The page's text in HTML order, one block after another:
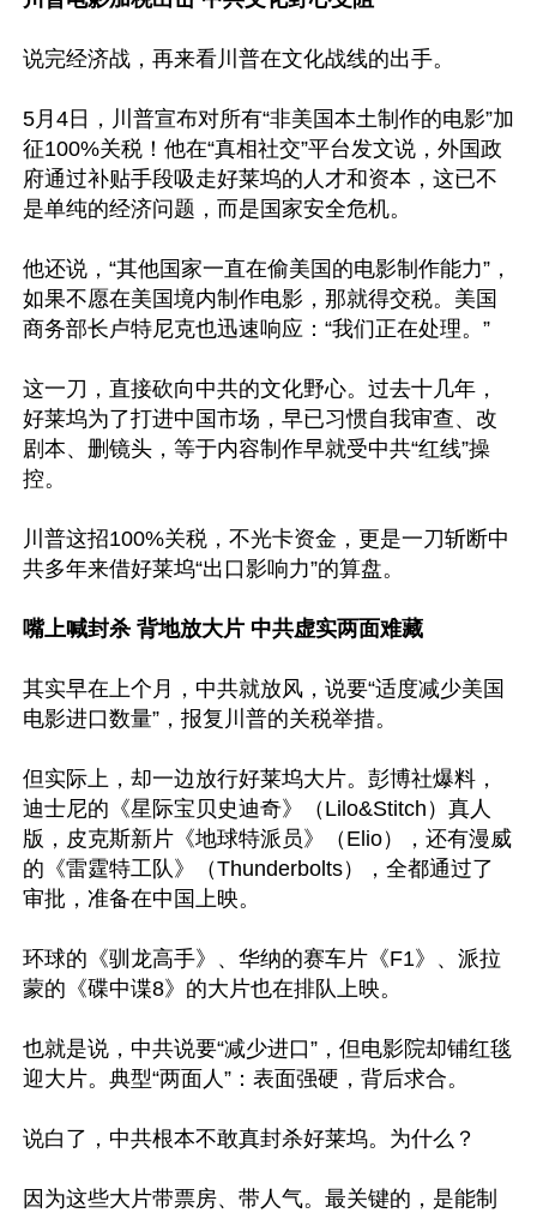
说完经济战，再来看川普在文化战线的出手。
5月4日，川普宣布对所有“非美国本土制作的电影”加
征100%关税！他在“真相社交”平台发文说，外国政
府通过补贴手段吸走好莱坞的人才和资本，这已不
是单纯的经济问题，而是国家安全危机。
他还说，“其他国家一直在偷美国的电影制作能力”，
如果不愿在美国境内制作电影，那就得交税。美国
商务部长卢特尼克也迅速响应：“我们正在处理。”
这一刀，直接砍向中共的文化野心。过去十几年，
好莱坞为了打进中国市场，早已习惯自我审查、改
剧本、删镜头，等于内容制作早就受中共“红线”操
控。
川普这招100%关税，不光卡资金，更是一刀斩断中
共多年来借好莱坞“出口影响力”的算盘。
嘴上喊封杀 背地放大片 中共虚实两面难藏
其实早在上个月，中共就放风，说要“适度减少美国
电影进口数量”，报复川普的关税举措。
但实际上，却一边放行好莱坞大片。彭博社爆料，
迪士尼的《星际宝贝史迪奇》（Lilo&Stitch）真人
版，皮克斯新片《地球特派员》（Elio），还有漫威
的《雷霆特工队》（Thunderbolts），全都通过了
审批，准备在中国上映。
环球的《驯龙高手》、华纳的赛车片《F1》、派拉
蒙的《碟中谍8》的大片也在排队上映。
也就是说，中共说要“减少进口”，但电影院却铺红毯
迎大片。典型“两面人”：表面强硬，背后求合。
说白了，中共根本不敢真封杀好莱坞。为什么？
因为这些大片带票房、带人气。最关键的，是能制